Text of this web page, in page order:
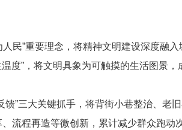
民”重要理念，将精神文明建设深度融
度”，将文明具象为可触摸的生活图景
馈”三大关键抓手，将背街小巷整治、
流程再造等微创新，累计减少群众跑动